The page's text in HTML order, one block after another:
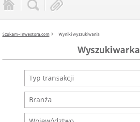
Szukam-Inwestora.com Wyniki wyszukiwania
Wyszukiwarka
Typ transakcji
Branża